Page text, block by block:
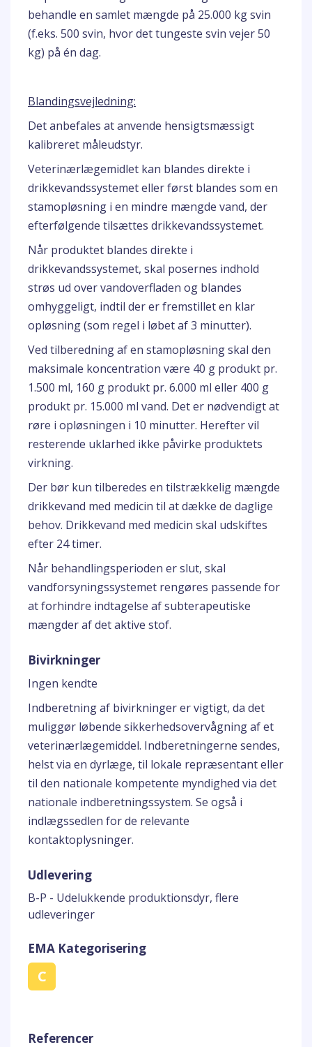
behandle en samlet mængde på 25.000 kg svin
(f.eks. 500 svin, hvor det tungeste svin vejer 50
kg) på én dag.
Blandingsvejledning:
Det anbefales at anvende hensigtsmæssigt
kalibreret måleudstyr.
Veterinærlægemidlet kan blandes direkte i
drikkevandssystemet eller først blandes som en
stamopløsning i en mindre mængde vand, der
efterfølgende tilsættes drikkevandssystemet.
Når produktet blandes direkte i
drikkevandssystemet, skal posernes indhold
strøs ud over vandoverfladen og blandes
omhyggeligt, indtil der er fremstillet en klar
opløsning (som regel i løbet af 3 minutter).
Ved tilberedning af en stamopløsning skal den
maksimale koncentration være 40 g produkt pr.
1.500 ml, 160 g produkt pr. 6.000 ml eller 400 g
produkt pr. 15.000 ml vand. Det er nødvendigt at
røre i opløsningen i 10 minutter. Herefter vil
resterende uklarhed ikke påvirke produktets
virkning.
Der bør kun tilberedes en tilstrækkelig mængde
drikkevand med medicin til at dække de daglige
behov. Drikkevand med medicin skal udskiftes
efter 24 timer.
Når behandlingsperioden er slut, skal
vandforsyningssystemet rengøres passende for
at forhindre indtagelse af subterapeutiske
mængder af det aktive stof.
Bivirkninger
Ingen kendte
Indberetning af bivirkninger er vigtigt, da det
muliggør løbende sikkerhedsovervågning af et
veterinærlægemiddel. Indberetningerne sendes,
helst via en dyrlæge, til lokale repræsentant eller
til den nationale kompetente myndighed via det
nationale indberetningssystem. Se også i
indlægssedlen for de relevante
kontaktoplysninger.
Udlevering
B-P - Udelukkende produktionsdyr, flere
udleveringer
EMA Kategorisering
C
Referencer